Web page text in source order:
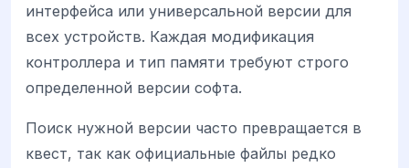
интерфейса или универсальной версии для
всех устройств. Каждая модификация
контроллера и тип памяти требуют строго
определенной версии софта.
Поиск нужной версии часто превращается в
квест, так как официальные файлы редко